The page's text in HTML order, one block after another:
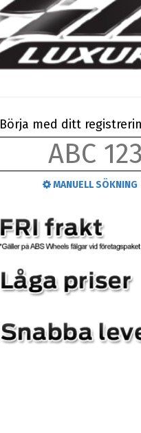
Börja med ditt
MANUELL SÖKNING